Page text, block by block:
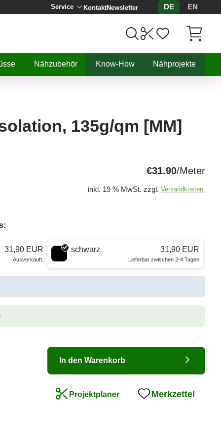
Service KontaktNewsletter DE EN
Nähzubehör Know-How Nähprojekte
135g/qm [MM]
€31.90/Meter
inkl. 19 % MwSt. zzgl. Versandkosten.
31,90 EUR
Ausverkauft.
schwarz 31,90 EUR
Lieferbar zwischen 2-4 Tagen
In den Warenkorb
Projektplaner Merkzettel